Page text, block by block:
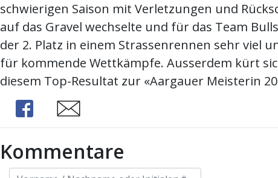
schwierigen Saison mit Verletzungen und
auf das Gravel wechselte und für das Team
der 2. Platz in einem Strassenrennen sehr viel
für kommende Wettkämpfe. Ausserdem kürt
diesem Top-Resultat zur «Aargauer Meisterin
Share
Share
Kommentare